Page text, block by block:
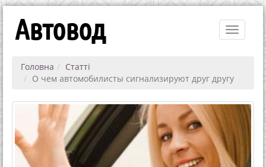
Toggle
Автовод
Головна
Статті
О чем автомобилисты сигнализируют друг другу